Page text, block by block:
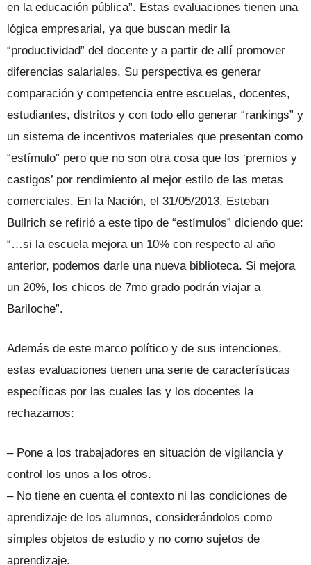
en la educación pública”. Estas evaluaciones tienen una
lógica empresarial, ya que buscan medir la
“productividad” del docente y a partir de allí promover
diferencias salariales. Su perspectiva es generar
comparación y competencia entre escuelas, docentes,
estudiantes, distritos y con todo ello generar “rankings” y
un sistema de incentivos materiales que presentan como
“estímulo” pero que no son otra cosa que los ‘premios y
castigos’ por rendimiento al mejor estilo de las metas
comerciales. En la Nación, el 31/05/2013, Esteban
Bullrich se refirió a este tipo de “estímulos” diciendo que:
“…si la escuela mejora un 10% con respecto al año
anterior, podemos darle una nueva biblioteca. Si mejora
un 20%, los chicos de 7mo grado podrán viajar a
Bariloche”.
Además de este marco político y de sus intenciones,
estas evaluaciones tienen una serie de características
específicas por las cuales las y los docentes la
rechazamos:
– Pone a los trabajadores en situación de vigilancia y
control los unos a los otros.
– No tiene en cuenta el contexto ni las condiciones de
aprendizaje de los alumnos, considerándolos como
simples objetos de estudio y no como sujetos de
aprendizaje.